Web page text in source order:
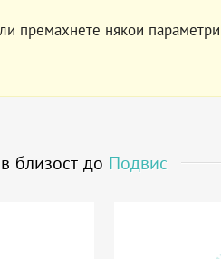
премахнете някои
близост до Подвис